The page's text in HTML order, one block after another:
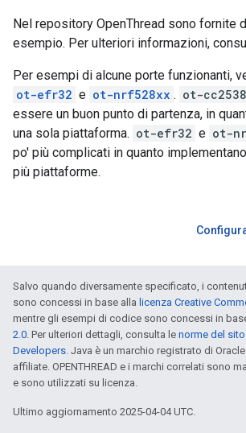
Nel repository OpenThread sono fornite
esempio. Per ulteriori informazioni,
Per esempi di alcune porte funzionanti,
ot-efr32 e ot-nrf528xx . ot-cc2538
essere un buon punto di partenza, in
una sola piattaforma. ot-efr32 e ot-
po' più complicati in quanto
più piattaforme.
Salvo quando diversamente specificato, i
sono concessi in base alla licenza Creative
mentre gli esempi di codice sono concessi in
2.0. Per ulteriori dettagli, consulta le norme del
Developers. Java è un marchio registrato di
affiliate. OPENTHREAD e i marchi correlati sono
e sono utilizzati su licenza.
Ultimo aggiornamento 2025-04-04 UTC.